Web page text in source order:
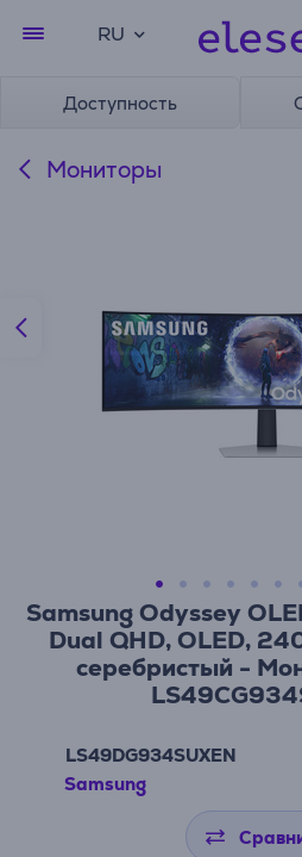
RU
Доступность
Мониторы
Samsung Odyssey
Dual QHD, OLED,
серебристый -
LS49DG934SUXEN
Samsung